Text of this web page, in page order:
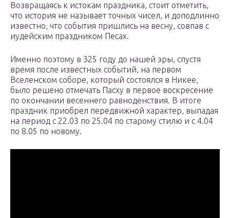
Возвращаясь к истокам праздника, стоит отметить,
что история не называет точных чисел, и доподлинно
известно, что события пришлись на весну, совпав с
иудейским праздником Песах.
Именно поэтому в 325 году до нашей эры, спустя
время после известных событий, на первом
Вселенском соборе, который состоялся в Никее,
было решено отмечать Пасху в первое воскресение
по окончании весеннего равноденствия. В итоге
праздник приобрел передвижной характер, выпадая
на период с 22.03 по 25.04 по старому стилю и с 4.04
по 8.05 по новому.